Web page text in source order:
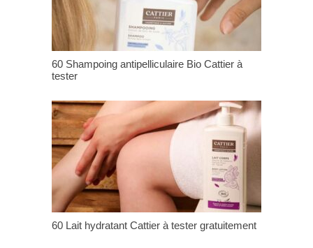
60 Shampoing antipelliculaire Bio Cattier à
tester
60 Lait hydratant Cattier à tester gratuitement